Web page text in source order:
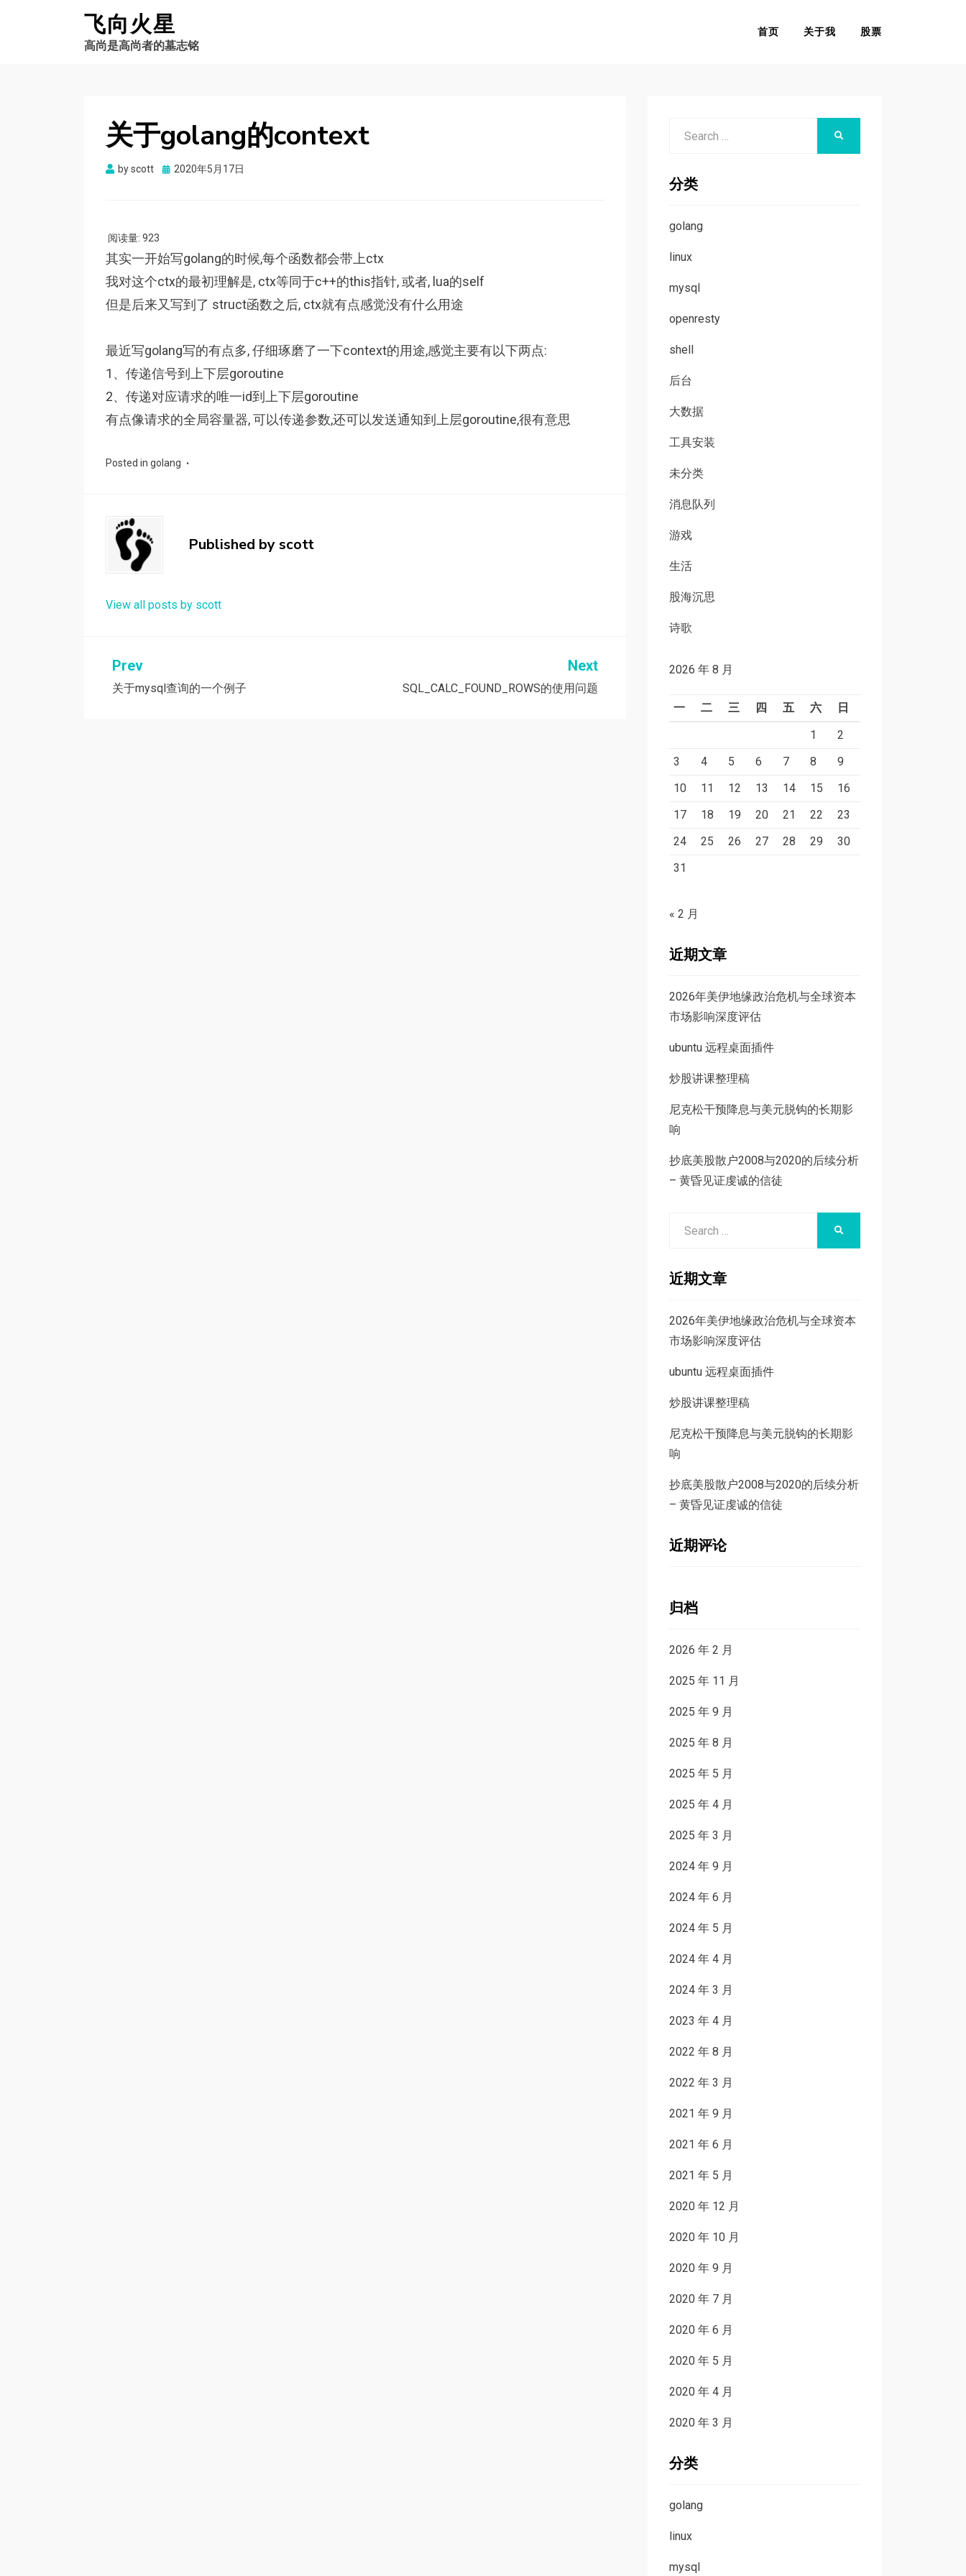
飞向火星
高尚是高尚者的墓志铭
首页 关于我 股票
关于golang的context
byscott
Posted
2020年5月17日
阅读量: 923
其实一开始写golang的时候,每个函数都会带上ctx
我对这个ctx的最初理解是, ctx等同于c++的this指针, 或者, lua的self
但是后来又写到了 struct函数之后, ctx就有点感觉没有什么用途
最近写golang写的有点多, 仔细琢磨了一下context的用途,感觉主要有以下两点:
1、传递信号到上下层goroutine
2、传递对应请求的唯一id到上下层goroutine
有点像请求的全局容量器, 可以传递参数,还可以发送通知到上层goroutine,很有意思
Posted in golang
Published byscott
View all posts by scott
文
章
Prev
关于mysql查询的一个例子
Next
SQL_CALC_FOUND_ROWS的使用问题
分类
golang
linux
mysql
openresty
shell
后台
大数据
工具安装
未分类
消息队列
游戏
生活
股海沉思
诗歌
2026 年 8 月
一 二 三 四 五 六
日
1
2
3
4 5 6 7 8
9
10
11 12 13 14 15
16
17
18 19 20 21 22
23
24
25 26 27 28 29
30
31
« 2 月
近期文章
2026年美伊地缘政治危机与全球资本
市场影响深度评估
ubuntu 远程桌面插件
炒股讲课整理稿
尼克松干预降息与美元脱钩的长期影
响
抄底美股散户2008与2020的后续分析
– 黄昏见证虔诚的信徒
近期文章
2026年美伊地缘政治危机与全球资本
市场影响深度评估
ubuntu 远程桌面插件
炒股讲课整理稿
尼克松干预降息与美元脱钩的长期影
响
抄底美股散户2008与2020的后续分析
– 黄昏见证虔诚的信徒
近期评论
归档
2026 年 2 月
2025 年 11 月
2025 年 9 月
2025 年 8 月
2025 年 5 月
2025 年 4 月
2025 年 3 月
2024 年 9 月
2024 年 6 月
2024 年 5 月
2024 年 4 月
2024 年 3 月
2023 年 4 月
2022 年 8 月
2022 年 3 月
2021 年 9 月
2021 年 6 月
2021 年 5 月
2020 年 12 月
2020 年 10 月
2020 年 9 月
2020 年 7 月
2020 年 6 月
2020 年 5 月
2020 年 4 月
2020 年 3 月
分类
golang
linux
mysql